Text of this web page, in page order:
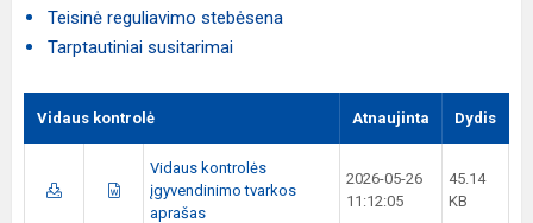
Teisinė reguliavimo stebėsena
Tarptautiniai susitarimai
Vidaus kontrolė Atnaujinta Dydis
Vidaus kontrolės
įgyvendinimo tvarkos
aprašas
2026-05-26
11:12:05
45.14
KB